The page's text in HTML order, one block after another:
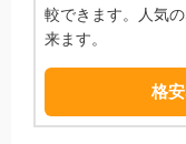
較できます。人気
来ます。
格